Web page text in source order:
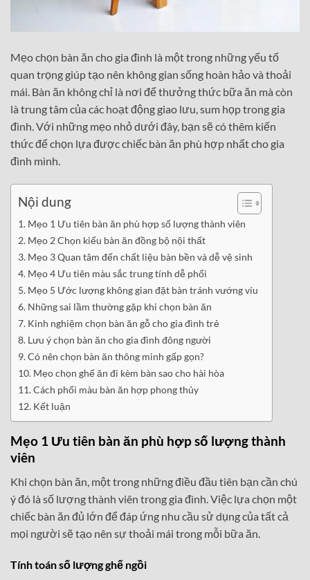
Mẹo chọn bàn ăn cho gia đình là một trong những yếu tố
quan trọng giúp tạo nên không gian sống hoàn hảo và thoải
mái. Bàn ăn không chỉ là nơi để thưởng thức bữa ăn mà còn
là trung tâm của các hoạt động giao lưu, sum họp trong gia
đình. Với những mẹo nhỏ dưới đây, bạn sẽ có thêm kiến
thức để chọn lựa được chiếc bàn ăn phù hợp nhất cho gia
đình mình.
Nội dung
Mẹo 1 Ưu tiên bàn ăn phù hợp số lượng thành viên
Mẹo 2 Chọn kiểu bàn ăn đồng bộ nội thất
Mẹo 3 Quan tâm đến chất liệu bàn bền và dễ vệ sinh
Mẹo 4 Ưu tiên màu sắc trung tính dễ phối
Mẹo 5 Ước lượng không gian đặt bàn tránh vướng víu
Những sai lầm thường gặp khi chọn bàn ăn
Kinh nghiệm chọn bàn ăn gỗ cho gia đình trẻ
Lưu ý chọn bàn ăn cho gia đình đông người
Có nên chọn bàn ăn thông minh gấp gọn?
Mẹo chọn ghế ăn đi kèm bàn sao cho hài hòa
Cách phối màu bàn ăn hợp phong thủy
Kết luận
Mẹo 1 Ưu tiên bàn ăn phù hợp số lượng thành
viên
Khi chọn bàn ăn, một trong những điều đầu tiên bạn cần chú
ý đó là số lượng thành viên trong gia đình. Việc lựa chọn một
chiếc bàn ăn đủ lớn để đáp ứng nhu cầu sử dụng của tất cả
mọi người sẽ tạo nên sự thoải mái trong mỗi bữa ăn.
Tính toán số lượng ghế ngồi